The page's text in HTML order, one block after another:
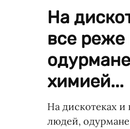
На
все
химией...
На дискотеках
людей,